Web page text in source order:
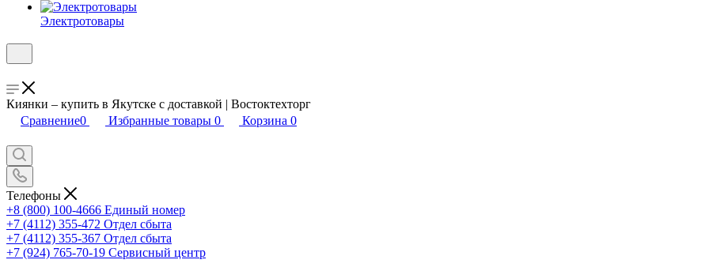
Электротовары
Киянки – купить в Якутске с доставкой | Востоктехторг
Сравнение0 Избранные товары 0 Корзина 0
Телефоны
+8 (800) 100-4666 Единый номер
+7 (4112) 355-472 Отдел сбыта
+7 (4112) 355-367 Отдел сбыта
+7 (924) 765-70-19 Сервисный центр